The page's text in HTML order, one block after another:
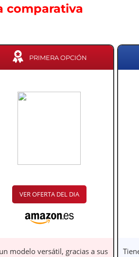
comparativa
PRIMERA OPCIÓN
VER OFERTA DEL DIA
modelo versátil, gracias a sus